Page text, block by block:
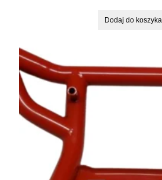
Dodaj do koszyka